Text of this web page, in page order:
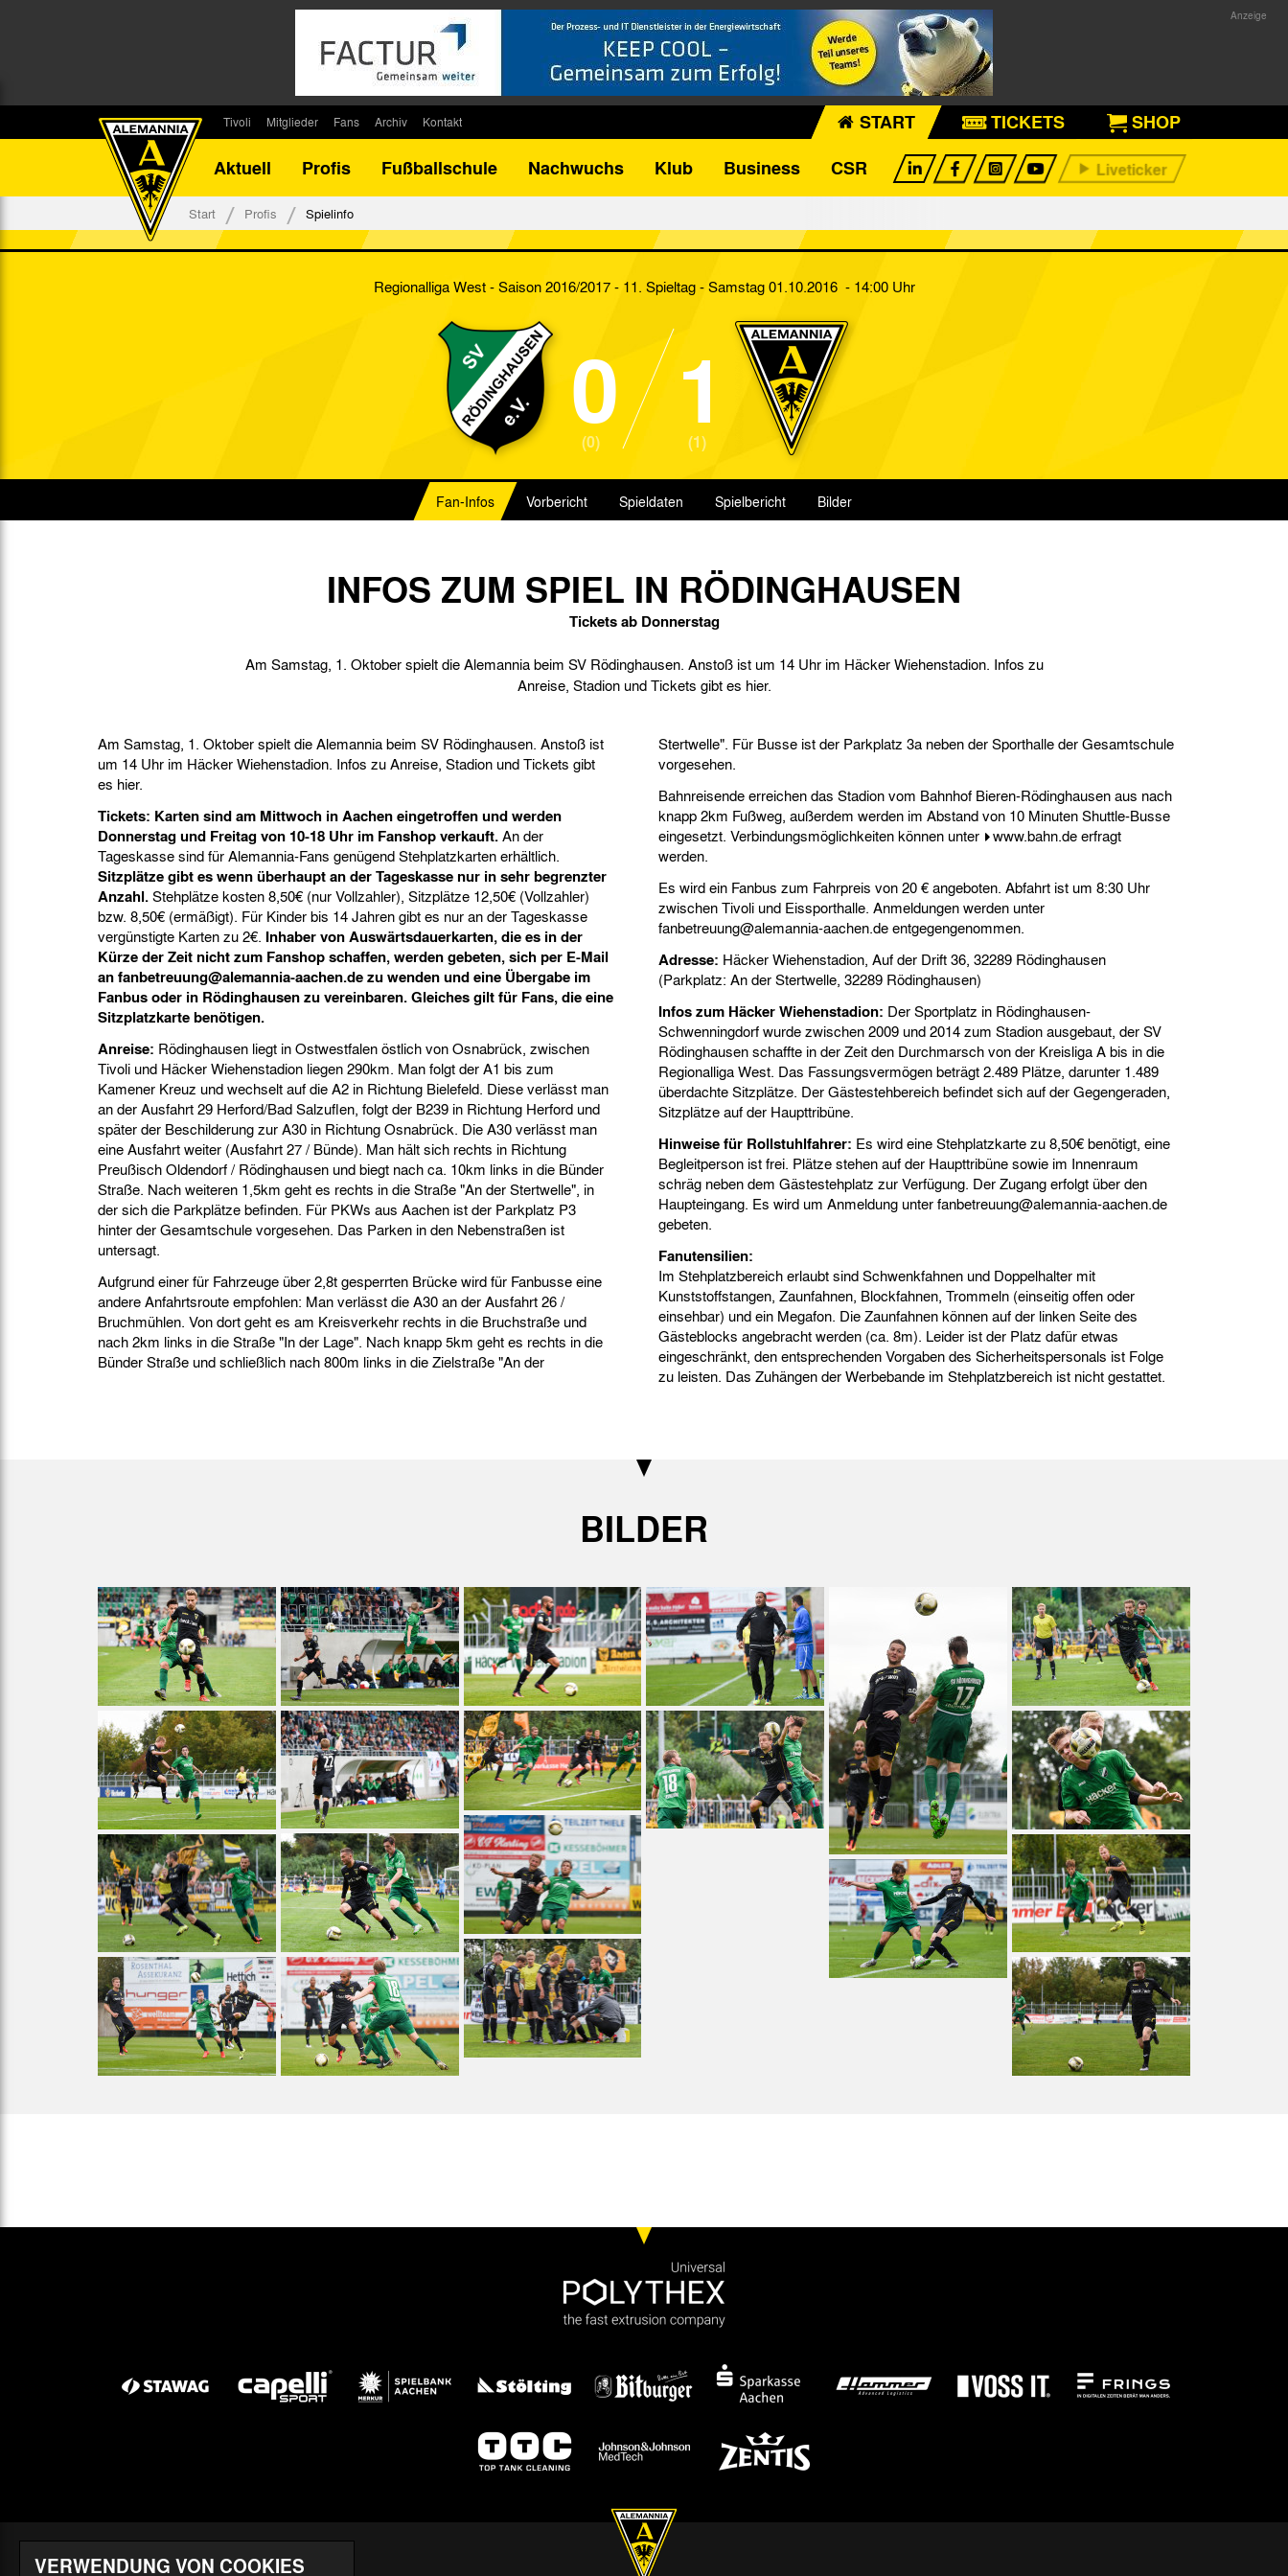
Tivoli
Stadionsprecher
Mitglieder
Kontakt
Fans
Fanbeirat
Fan-Klubs
Archiv
Ahnentafel
Kontakt START TICKETS
SHOP
Aktuell
Profis Fußballschule Nachwuchs Klub Business CSR
Start Profis Spielinfo
Regionalliga West - Saison 2016/2017 - 11. Spieltag- Samstag 01.10.2016 - 14:00 Uhr
0
(0) 1
(1)
Fan-Infos Vorbericht Spieldaten Spielbericht Bilder
INFOS ZUM SPIEL IN RÖDINGHAUSEN
Tickets ab Donnerstag
Am Samstag, 1. Oktober spielt die Alemannia beim SV Rödinghausen. Anstoß ist um 14 Uhr im Häcker Wiehenstadion. Infos zu
Anreise, Stadion und Tickets gibt es hier.
Am Samstag, 1. Oktober spielt die Alemannia beim SV Rödinghausen. Anstoß ist
um 14 Uhr im Häcker Wiehenstadion. Infos zu Anreise, Stadion und Tickets gibt
es hier.
Tickets: Karten sind am Mittwoch in Aachen eingetroffen und werden
Donnerstag und Freitag von 10-18 Uhr im Fanshop verkauft.An der
Tageskasse sind für Alemannia-Fans genügend Stehplatzkarten erhältlich.
Sitzplätze gibt es wenn überhaupt an der Tageskasse nur in sehr begrenzter
Anzahl.Stehplätze kosten 8,50€ (nur Vollzahler), Sitzplätze 12,50€ (Vollzahler)
bzw. 8,50€ (ermäßigt). Für Kinder bis 14 Jahren gibt es nur an der Tageskasse
vergünstigte Karten zu 2€. Inhaber von Auswärtsdauerkarten, die es in der
Kürze der Zeit nicht zum Fanshop schaffen, werden gebeten, sich per E-Mail
an fanbetreuung@alemannia-aachen.de zu wenden und eine Übergabe im
Fanbus oder in Rödinghausen zu vereinbaren. Gleiches gilt für Fans, die eine
Sitzplatzkarte benötigen.
Anreise: Rödinghausen liegt in Ostwestfalen östlich von Osnabrück, zwischen
Tivoli und Häcker Wiehenstadion liegen 290km. Man folgt der A1 bis zum
Kamener Kreuz und wechselt auf die A2 in Richtung Bielefeld. Diese verlässt man
an der Ausfahrt 29 Herford/Bad Salzuflen, folgt der B239 in Richtung Herford und
später der Beschilderung zur A30 in Richtung Osnabrück. Die A30 verlässt man
eine Ausfahrt weiter (Ausfahrt 27 / Bünde). Man hält sich rechts in Richtung
Preußisch Oldendorf / Rödinghausen und biegt nach ca. 10km links in die Bünder
Straße. Nach weiteren 1,5km geht es rechts in die Straße "An der Stertwelle", in
der sich die Parkplätze befinden. Für PKWs aus Aachen ist der Parkplatz P3
hinter der Gesamtschule vorgesehen. Das Parken in den Nebenstraßen ist
untersagt.
Aufgrund einer für Fahrzeuge über 2,8t gesperrten Brücke wird für Fanbusse eine
andere Anfahrtsroute empfohlen: Man verlässt die A30 an der Ausfahrt 26 /
Bruchmühlen. Von dort geht es am Kreisverkehr rechts in die Bruchstraße und
nach 2km links in die Straße "In der Lage". Nach knapp 5km geht es rechts in die
Bünder Straße und schließlich nach 800m links in die Zielstraße "An der
Stertwelle". Für Busse ist der Parkplatz 3a neben der Sporthalle der Gesamtschule
vorgesehen.
Bahnreisende erreichen das Stadion vom Bahnhof Bieren-Rödinghausen aus nach
knapp 2km Fußweg, außerdem werden im Abstand von 10 Minuten Shuttle-Busse
eingesetzt. Verbindungsmöglichkeiten können unter
www.bahn.deerfragt
werden.
Es wird ein Fanbus zum Fahrpreis von 20 € angeboten. Abfahrt ist um 8:30 Uhr
zwischen Tivoli und Eissporthalle. Anmeldungen werden unter
fanbetreuung@alemannia-aachen.de entgegengenommen.
Adresse: Häcker Wiehenstadion, Auf der Drift 36, 32289 Rödinghausen
(Parkplatz: An der Stertwelle, 32289 Rödinghausen)
Infos zum Häcker Wiehenstadion: Der Sportplatz in Rödinghausen-
Schwenningdorf wurde zwischen 2009 und 2014 zum Stadion ausgebaut, der SV
Rödinghausen schaffte in der Zeit den Durchmarsch von der Kreisliga A bis in die
Regionalliga West. Das Fassungsvermögen beträgt 2.489 Plätze, darunter 1.489
überdachte Sitzplätze. Der Gästestehbereich befindet sich auf der Gegengeraden,
Sitzplätze auf der Haupttribüne.
Hinweise für Rollstuhlfahrer: Es wird eine Stehplatzkarte zu 8,50€ benötigt, eine
Begleitperson ist frei. Plätze stehen auf der Haupttribüne sowie im Innenraum
schräg neben dem Gästestehplatz zur Verfügung. Der Zugang erfolgt über den
Haupteingang. Es wird um Anmeldung unter fanbetreuung@alemannia-aachen.de
gebeten.
Fanutensilien:
Im Stehplatzbereich erlaubt sind Schwenkfahnen und Doppelhalter mit
Kunststoffstangen, Zaunfahnen, Blockfahnen, Trommeln (einseitig offen oder
einsehbar) und ein Megafon. Die Zaunfahnen können auf der linken Seite des
Gästeblocks angebracht werden (ca. 8m). Leider ist der Platz dafür etwas
eingeschränkt, den entsprechenden Vorgaben des Sicherheitspersonals ist Folge
zu leisten. Das Zuhängen der Werbebande im Stehplatzbereich ist nicht gestattet.
BILDER
VERWENDUNG VON COOKIES